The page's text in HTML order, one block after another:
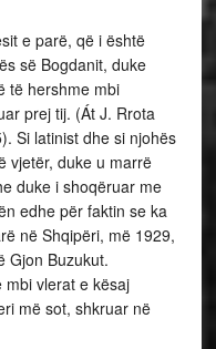
e parë, që i është
së Bogdanit, duke
të hershme mbi
prej tij. (Át J. Rrota
Si latinist dhe si njohës
vjetër, duke u marrë
duke i shoqëruar me
edhe për faktin se ka
në Shqipëri, më 1929,
Gjon Buzukut.
mbi vlerat e kësaj
më sot, shkruar në